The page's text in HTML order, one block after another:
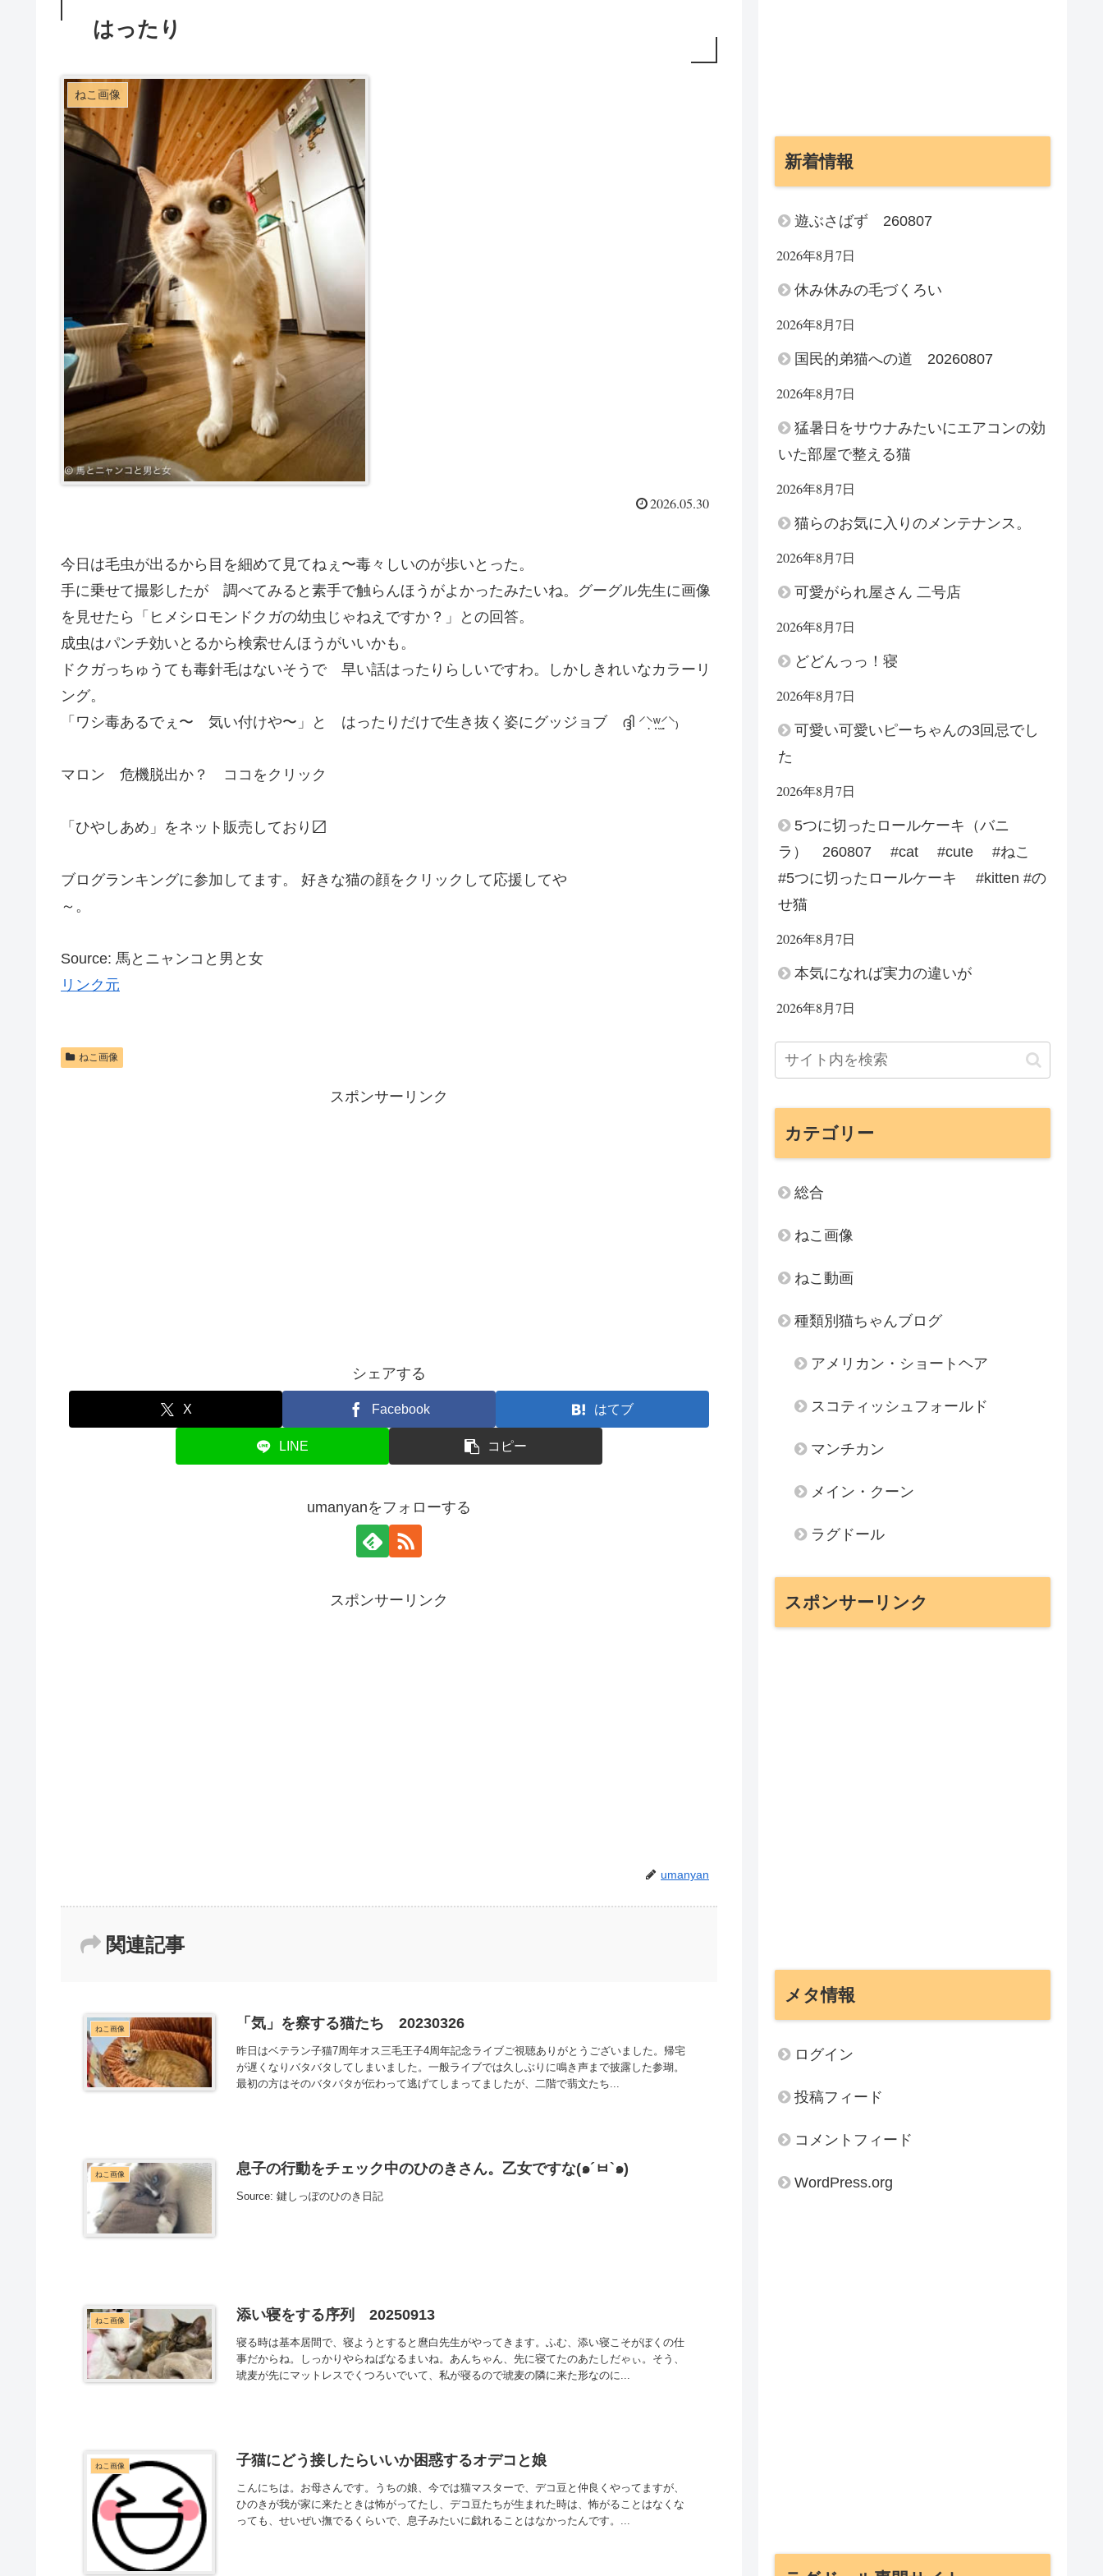
はったり
ねこ画像
2026.05.30
今日は毛虫が出るから目を細めて見てねぇ〜毒々しいのが歩いとった。
手に乗せて撮影したが 調べてみると素手で触らんほうがよかったみたいね。グーグル先生に画像
を見せたら「ヒメシロモンドクガの幼虫じゃねえですか？」との回答。
成虫はパンチ効いとるから検索せんほうがいいかも。
ドクガっちゅうても毒針毛はないそうで 早い話はったりらしいですわ。しかしきれいなカラーリ
ング。
「ワシ毒あるでぇ〜 気い付けや〜」と はったりだけで生き抜く姿にグッジョブ ദ്ദി ⸍⸌̣ʷ̣̫⸍̣⸌₎
マロン 危機脱出か？ ココをクリック
「ひやしあめ」をネット販売しており〼
ブログランキングに参加してます。 好きな猫の顔をクリックして応援してや
～。
Source: 馬とニャンコと男と女
リンク元
ねこ画像
スポンサーリンク
シェアする
X Facebook はてブ
LINE コピー
umanyanをフォローする
スポンサーリンク
umanyan
関連記事
ねこ画像 「気」を察する猫たち 20230326
昨日はベテラン子猫7周年オス三毛王子4周年記念ライブご視聴ありがとうございました。帰宅
が遅くなりバタバタしてしまいました。一般ライブでは久しぶりに鳴き声まで披露した参瑚。
最初の方はそのバタバタが伝わって逃げてしまってましたが、二階で翡文たち...
ねこ画像 息子の行動をチェック中のひのきさん。乙女ですな(๑´ㅂ`๑)
Source: 鍵しっぽのひのき日記
ねこ画像 添い寝をする序列 20250913
寝る時は基本居間で、寝ようとすると麿白先生がやってきます。ふむ、添い寝こそがぼくの仕
事だからね。しっかりやらねばなるまいね。あんちゃん、先に寝てたのあたしだゃぃ。そう、
琥麦が先にマットレスでくつろいでいて、私が寝るので琥麦の隣に来た形なのに...
ねこ画像 子猫にどう接したらいいか困惑するオデコと娘
こんにちは。お母さんです。うちの娘、今では猫マスターで、デコ豆と仲良くやってますが、
ひのきが我が家に来たときは怖がってたし、デコ豆たちが生まれた時は、怖がることはなくな
っても、せいぜい撫でるくらいで、息子みたいに戯れることはなかったんです。...
新着情報
遊ぶさばず 260807
2026年8月7日
休み休みの毛づくろい
2026年8月7日
国民的弟猫への道 20260807
2026年8月7日
猛暑日をサウナみたいにエアコンの効
いた部屋で整える猫
2026年8月7日
猫らのお気に入りのメンテナンス。
2026年8月7日
可愛がられ屋さん 二号店
2026年8月7日
どどんっっ！寝
2026年8月7日
可愛い可愛いピーちゃんの3回忌でし
た
2026年8月7日
5つに切ったロールケーキ（バニ
ラ） 260807 #cat #cute #ねこ
#5つに切ったロールケーキ #kitten #の
せ猫
2026年8月7日
本気になれば実力の違いが
2026年8月7日
カテゴリー
総合
ねこ画像
ねこ動画
種類別猫ちゃんブログ
アメリカン・ショートヘア
スコティッシュフォールド
マンチカン
メイン・クーン
ラグドール
スポンサーリンク
メタ情報
ログイン
投稿フィード
コメントフィード
WordPress.org